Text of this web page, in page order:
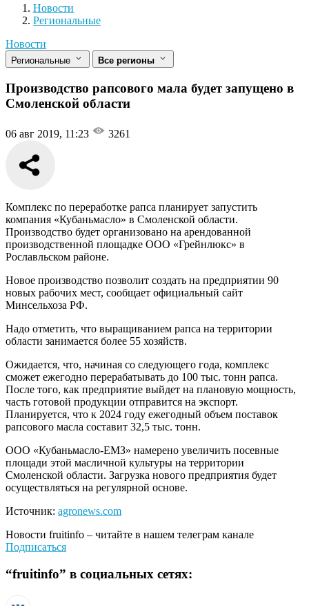
Новости
Разделы
Новости
Региональные
Новости
Региональные Все регионы
Производство рапсового мала будет запущено в
Смоленской области
06 авг 2019, 11:23 3261
Комплекс по переработке рапса планирует запустить
компания «Кубаньмасло» в Смоленской области.
Производство будет организовано на арендованной
производственной площадке ООО «Грейнлюкс» в
Рославльском районе.
Новое производство позволит создать на предприятии 90
новых рабочих мест, сообщает официальный сайт
Минсельхоза РФ.
Надо отметить, что выращиванием рапса на территории
области занимается более 55 хозяйств.
Ожидается, что, начиная со следующего года, комплекс
сможет ежегодно перерабатывать до 100 тыс. тонн рапса.
После того, как предприятие выйдет на плановую мощность,
часть готовой продукции отправится на экспорт.
Планируется, что к 2024 году ежегодный объем поставок
рапсового масла составит 32,5 тыс. тонн.
ООО «Кубаньмасло-ЕМЗ» намерено увеличить посевные
площади этой масличной культуры на территории
Смоленской области. Загрузка нового предприятия будет
осуществляться на регулярной основе.
Источник: agronews.com
Новости fruitinfo – читайте в нашем телеграм канале
Подписаться
“fruitinfo” в социальных сетях: